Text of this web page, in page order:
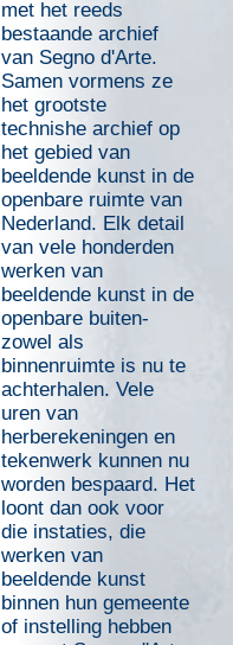
met het reeds
bestaande archief
van Segno d'Arte.
Samen vormens ze
het grootste
technishe archief op
het gebied van
beeldende kunst in de
openbare ruimte van
Nederland. Elk detail
van vele honderden
werken van
beeldende kunst in de
openbare buiten-
zowel als
binnenruimte is nu te
achterhalen. Vele
uren van
herberekeningen en
tekenwerk kunnen nu
worden bespaard. Het
loont dan ook voor
die instaties, die
werken van
beeldende kunst
binnen hun gemeente
of instelling hebben